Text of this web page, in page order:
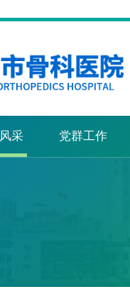
采 党群工作